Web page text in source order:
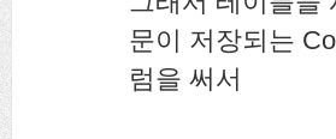
문이 저장되는
럼을 써서